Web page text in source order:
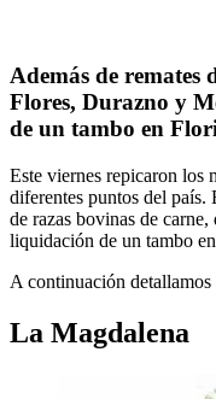
Además de remates
Flores, Durazno y
de un tambo en
Este viernes repicaron los
diferentes puntos del país.
de razas bovinas de carne,
liquidación de un tambo
A continuación detallamos
La Magdalena